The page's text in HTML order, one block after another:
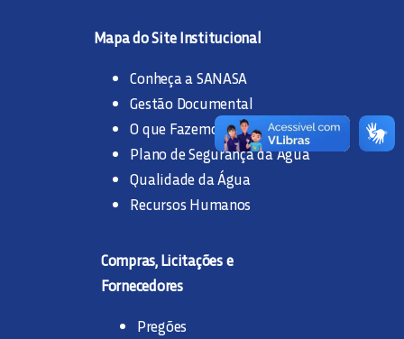
Mapa do Site Institucional
Conheça a SANASA
Gestão Documental
O que Fazemos
Plano de Segurança da Água
Qualidade da Água
Recursos Humanos
Compras, Licitações e
Fornecedores
Pregões